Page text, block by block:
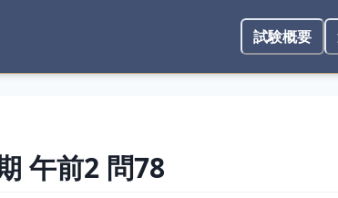
試験概要
午前2 問78